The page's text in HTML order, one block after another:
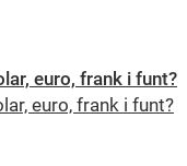
euro, frank i funt?
euro, frank i funt?